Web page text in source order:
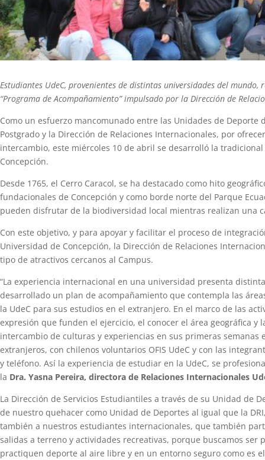
Estudiantes UdeC, provenientes de distintas universidades del
“Programa de Acompañamiento” impulsado por la Dirección de
Como un esfuerzo mancomunado entre las Unidades de
Postgrado y la Dirección de Relaciones Internacionales, por
intercambio, este miércoles 10 de abril se desarrolló la
Concepción.
Desde 1765, el Cerro Caracol, se ha destacado como hito
fundacionales de Concepción y como borde norte del Parque
pueden disfrutar de la biodiversidad local mientras realizan una
Con este objetivo, y para apoyar y facilitar el proceso de
Universidad de Concepción, la Dirección de Relaciones
tipo de atractivos cercanos al Campus.
“La experiencia internacional en una universidad presenta
desarrollado un plan de acompañamiento que contempla las
la UdeC para sus estudios en el extranjero. En el marco de las
expresión que funden el ejercicio, el conocer el área geográfica
intercambio de culturas y experiencias en sus primeras
extranjeros, con chilenos voluntarios OFIS UdeC y con las
y teléfono. Así la experiencia de estudiar en la UdeC, se
la Dra. Yasna Pereira, directora de Relaciones Internacionales
La Dirección de Servicios Estudiantiles a través de su Unidad de
de nuestro quehacer como Unidad de Deportes al igual que la
también a nuestros estudiantes internacionales, que también
salidas a terreno y actividades recreativas, porque buscamos
practiquen deporte al aire libre y en un entorno seguro como es